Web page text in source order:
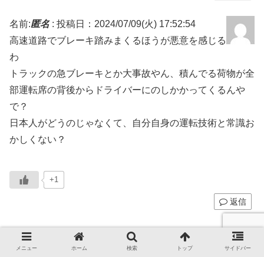
名前:匿名: 投稿日：2024/07/09(火) 17:52:54
高速道路でブレーキ踏みまくるほうが悪意を感じる
わ
トラックの急ブレーキとか大事故やん、積んでる荷物が全
部運転席の背後からドライバーにのしかかってくるんや
で？
日本人がどうのじゃなくて、自分自身の運転技術と常識お
かしくない？
+1
返信
名前:匿名
投稿日：2024/07/09(火) 17:43:07
ほんとかー？
メニュー ホーム 検索 トップ サイドバー